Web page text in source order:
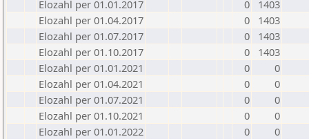
Elozahl per 01.01.2017
0
1403
Elozahl per 01.04.2017
0
1403
Elozahl per 01.07.2017
0
1403
Elozahl per 01.10.2017
0
1403
Elozahl per 01.01.2021
0
0
Elozahl per 01.04.2021
0
0
Elozahl per 01.07.2021
0
0
Elozahl per 01.10.2021
0
0
Elozahl per 01.01.2022
0
0